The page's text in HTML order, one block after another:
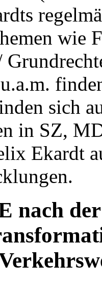
wie
sich
in SZ,
Ekardt
nach